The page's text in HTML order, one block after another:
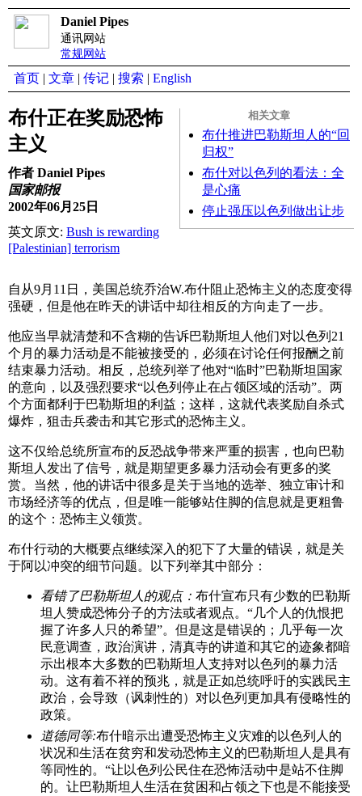
Daniel Pipes
通讯网站
常规网站
首页 | 文章 | 传记 | 搜索 | English
相关文章
布什推进巴勒斯坦人的“回
归权”
布什对以色列的看法：全
是心痛
停止强压以色列做出让步
布什正在奖励恐怖
主义
作者 Daniel Pipes
国家邮报
2002年06月25日
英文原文: Bush is rewarding
[Palestinian] terrorism
自从9月11日，美国总统乔治W.布什阻止恐怖主义的态度变得
强硬，但是他在昨天的讲话中却往相反的方向走了一步。
他应当早就清楚和不含糊的告诉巴勒斯坦人他们对以色列21
个月的暴力活动是不能被接受的，必须在讨论任何报酬之前
结束暴力活动。相反，总统列举了他对“临时”巴勒斯坦国家
的意向，以及强烈要求“以色列停止在占领区域的活动”。两
个方面都利于巴勒斯坦的利益；这样，这就代表奖励自杀式
爆炸，狙击兵袭击和其它形式的恐怖主义。
这不仅给总统所宣布的反恐战争带来严重的损害，也向巴勒
斯坦人发出了信号，就是期望更多暴力活动会有更多的奖
赏。当然，他的讲话中很多是关于当地的选举、独立审计和
市场经济等的优点，但是唯一能够站住脚的信息就是更粗鲁
的这个：恐怖主义领赏。
布什行动的大概要点继续深入的犯下了大量的错误，就是关
于阿以冲突的细节问题。以下列举其中部分：
看错了巴勒斯坦人的观点： 布什宣布只有少数的巴勒斯
坦人赞成恐怖分子的方法或者观点。“几个人的仇恨把
握了许多人只的希望”。但是这是错误的；几乎每一次
民意调查，政治演讲，清真寺的讲道和其它的迹象都暗
示出根本大多数的巴勒斯坦人支持对以色列的暴力活
动。这有着不祥的预兆，就是正如总统呼吁的实践民主
政治，会导致（讽刺性的）对以色列更加具有侵略性的
政策。
道德同等:布什暗示出遭受恐怖主义灾难的以色列人的
状况和生活在贫穷和发动恐怖主义的巴勒斯坦人是具有
等同性的。“让以色列公民住在恐怖活动中是站不住脚
的。让巴勒斯坦人生活在贫困和占领之下也是不能接受